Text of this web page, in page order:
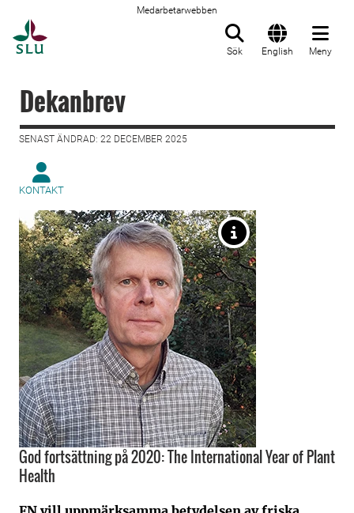
Medarbetarwebben
Sök English Meny
Dekanbrev
SENAST ÄNDRAD: 22 DECEMBER 2025
KONTAKT
God fortsättning på 2020: The International Year of Plant
Health